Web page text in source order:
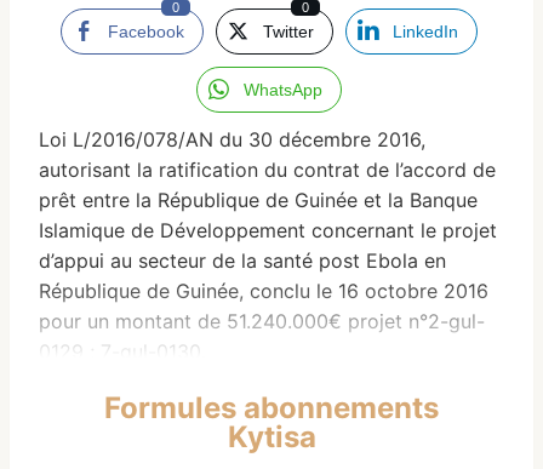
Facebook
0
Twitter
0
LinkedIn
WhatsApp
Loi L/2016/078/AN du 30 décembre 2016,
autorisant la ratification du contrat de l’accord de
prêt entre la République de Guinée et la Banque
Islamique de Développement concernant le projet
d’appui au secteur de la santé post Ebola en
République de Guinée, conclu le 16 octobre 2016
pour un montant de 51.240.000€ projet n°2-gul-
0129 ; 7-gul-0130.
Vu la Constitution en ses articles 72 et 149 ;
Après en avoir délibéré, adopte la Loi dont la
Formules abonnements
Kytisa